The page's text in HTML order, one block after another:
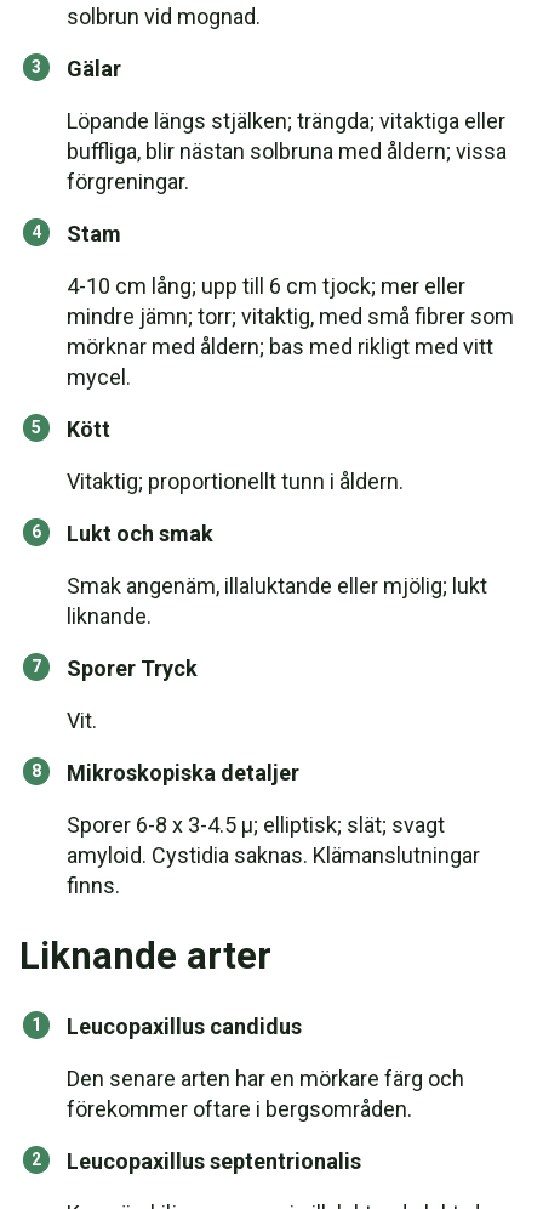
solbrun vid mognad.
Gälar
Löpande längs stjälken; trängda; vitaktiga eller
buffliga, blir nästan solbruna med åldern; vissa
förgreningar.
Stam
4-10 cm lång; upp till 6 cm tjock; mer eller
mindre jämn; torr; vitaktig, med små fibrer som
mörknar med åldern; bas med rikligt med vitt
mycel.
Kött
Vitaktig; proportionellt tunn i åldern.
Lukt och smak
Smak angenäm, illaluktande eller mjölig; lukt
liknande.
Sporer Tryck
Vit.
Mikroskopiska detaljer
Sporer 6-8 x 3-4.5 µ; elliptisk; slät; svagt
amyloid. Cystidia saknas. Klämanslutningar
finns.
Liknande arter
Leucopaxillus candidus
Den senare arten har en mörkare färg och
förekommer oftare i bergsområden.
Leucopaxillus septentrionalis